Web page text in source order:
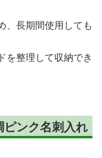
、長期間使用しても
を整理して収納でき
ンク名刺入れ